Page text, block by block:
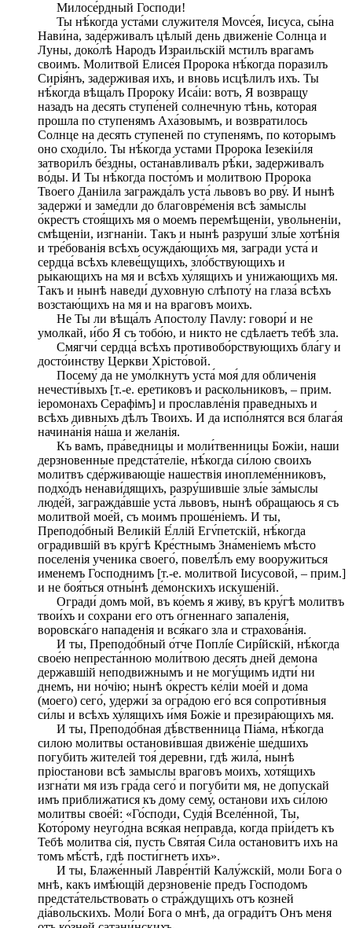
Милосе́рдный Господи!
Ты нѣ́когда уста́ми служителя Моνсе́я, Іисуса, сы́на
Нави́на, заде́рживалъ цѣлый день движеніе Солнца и
Луны, доко́лѣ Народъ Израильскій мстилъ врагамъ
своимъ. Молитвой Елисе́я Пророка нѣ́когда поразилъ
Сирія́нъ, задерживая ихъ, и вновь исцѣлилъ ихъ. Ты
нѣ́когда вѣща́лъ Пророку Иса́іи: вотъ, Я возвращу
назадъ на десять ступе́ней солнечную тѣнь, которая
прошла по ступенямъ Аха́зовымъ, и возвратилось
Солнце на десять ступеней по ступенямъ, по которымъ
оно сходи́ло. Ты нѣ́когда устами Пророка Іезекіи́ля
затвори́лъ бе́здны, остана́вливалъ рѣ́ки, задерживалъ
во́ды. И Ты нѣ́когда посто́мъ и молитвою Пророка
Твоего Даніила загражда́лъ уста́ львовъ во рву́. И нынѣ
задержи́ и заме́дли до благовре́менія всѣ за́мыслы
о́крестъ стоя́щихъ мя о моемъ перемѣщеніи, увольненіи,
смѣщеніи, изгнаніи. Такъ и нынѣ разруши́ злы́е хотѣ́нія
и тре́бованія всѣхъ осужда́ющихъ мя, загради уста́ и
сердца́ всѣхъ клеве́щущихъ, зло́бствующихъ и
ры́кающихъ на мя и всѣхъ ху́лящихъ и унижающихъ мя.
Такъ и нынѣ наведи́ духовную слѣпоту́ на глаза́ всѣхъ
возстаю́щихъ на мя и на враговъ моихъ.
Не Ты ли вѣща́лъ Апостолу Паνлу: говори́ и не
умолкай, и́бо Я съ тобо́ю, и никто не сдѣлаетъ тебѣ зла.
Смягчи́ сердца́ всѣхъ противобо́рствующихъ бла́гу и
досто́инству Церкви Хрісто́вой.
Посему́ да не умо́лкнутъ уста́ моя́ для обличенія
нечести́выхъ [т.-е. еретиковъ и раскольниковъ, – прим.
iеромонахъ Серафiмъ] и прославле́нія праведныхъ и
всѣхъ дивныхъ дѣлъ Твоихъ. И да испо́лнятся вся блага́я
начина́нія на́ша и желанія.
Къ вамъ, пра́ведницы и моли́твенницы Божіи, наши
дерзновенные предста́теліе, нѣ́когда си́лою своихъ
молитвъ сде́рживающіе нашествія иноплеме́нниковъ,
подхо́дъ ненави́дящихъ, разру́шившіе злы́е за́мыслы
люде́й, загражда́вшіе уста́ львовъ, нынѣ обращаюсь я съ
молитвой мое́й, съ моимъ проше́ніемъ. И ты,
Преподо́бный Великій Е́ллій Егν́петскій, нѣ́когда
оградившій въ кру́гѣ Кре́стнымъ Зна́меніемъ мѣсто
поселенія ученика своего́, повелѣ́лъ ему вооружиться
именемъ Господнимъ [т.-е. молитвой Iисусовой, – прим.]
и не боя́ться отны́нѣ де́монскихъ искуше́ній.
Огради́ домъ мой, въ ко́емъ я живу́, въ кру́гѣ молитвъ
твои́хъ и сохрани его отъ о́гненнаго запале́нія,
воровска́го нападенія и вся́каго зла и страхова́нія.
И ты, Преподо́бный о́тче Поплíе Сирíйскій, нѣ́когда
свое́ю непреста́нною моли́твою десять дней демона
державшій неподвижнымъ и не могу́щимъ идти́ ни
днемъ, ни но́чiю; нынѣ о́крестъ ке́ліи мое́й и дома
(моего) сего́, удержи́ за огра́дою его́ вся сопроти́вныя
си́лы и всѣхъ ху́лящихъ и́мя Божіе и презира́ющихъ мя.
И ты, Преподо́бная дѣ́вственница Пiа́ма, нѣ́когда
силою молитвы останови́вшая движе́ніе ше́дшихъ
погубить жителей тоя́ деревни, гдѣ жила́, нынѣ
пріостанови всѣ замыслы враговъ моихъ, хотя́щихъ
изгна́ти мя изъ гра́да сего́ и погуби́ти мя, не допускай
имъ приближатися къ дому сему́, останови ихъ си́лою
молитвы свое́й: «Го́споди, Судія́ Вселе́нной, Ты,
Кото́рому неуго́дна вся́кая неправда, когда пріи́детъ къ
Тебѣ молитва сія́, пусть Свята́я Си́ла остановитъ ихъ на
томъ мѣ́стѣ, гдѣ пости́гнетъ ихъ».
И ты, Блаже́нный Лавре́нтій Калу́жскій, моли Бога о
мнѣ, какъ имѣ́ющій дерзновеніе предъ Господомъ
предста́тельствовать о стра́ждущихъ отъ козней
дiа́вольскихъ. Моли́ Бога о мнѣ, да огради́тъ Онъ меня